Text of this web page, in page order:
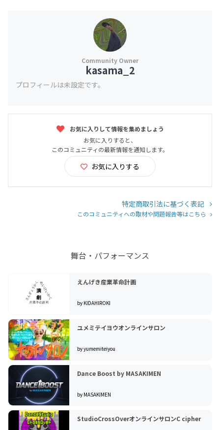
kasama_2
プロフィールは未設定です。
お気に入りして情報を集めましょう
お気に入りすると、
このコミュニティの最新情報を通知します。
お気に入りする
特定商取引法に基づく表記
このコミュニティへの取材や問題報告等はこちら
舞台・パフォーマンス
えんげき産業革命計画
by KIDAHIROKI
ユメミテイヨウオンラインサロン
by yumemiteiyou
Dance Boost by MASAKIMEN
by MASAKIMEN
StudioCrossOverオンラインサロンC cipher